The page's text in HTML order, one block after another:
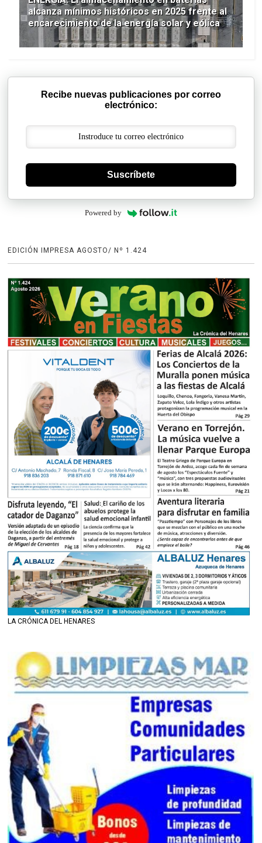
alcanza mínimos históricos en 2025 frente al
encarecimiento de la energía solar y eólica
Recibe nuevas publicaciones por correo
electrónico:
Suscríbete
Powered by
EDICIÓN IMPRESA AGOSTO/ Nº 1.424
LA CRÓNICA DEL HENARES